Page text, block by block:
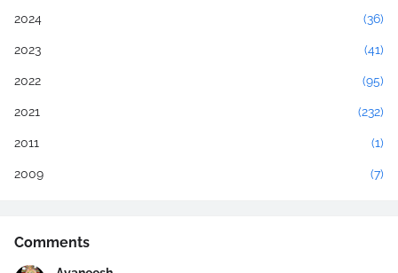
2024 (36)
2023 (41)
2022 (95)
2021 (232)
2011 (1)
2009 (7)
Comments